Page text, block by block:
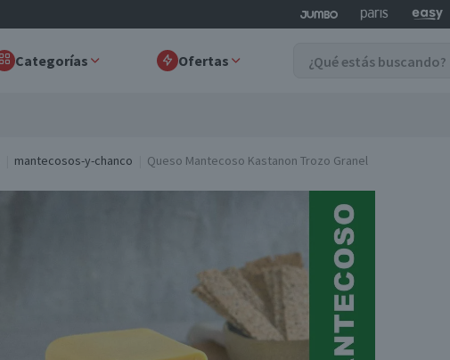
Categorías Ofertas
mantecosos-y-chanco Queso Mantecoso Kastanon Trozo Granel